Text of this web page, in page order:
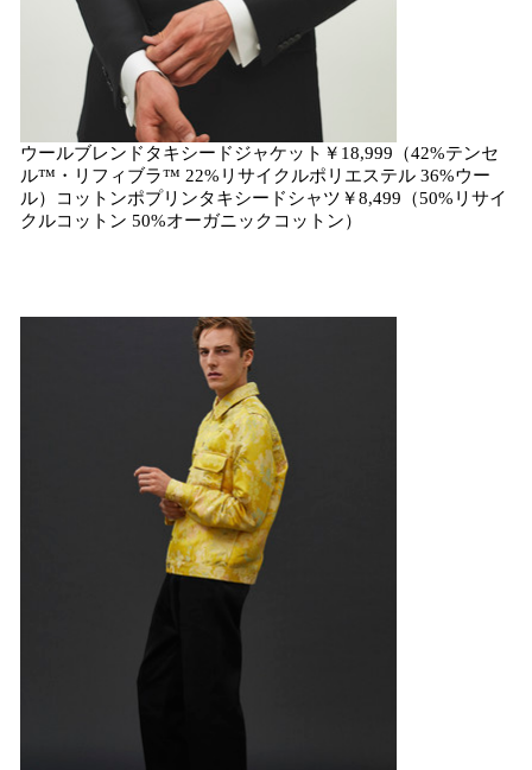
ウールブレンドタキシードジャケット￥18,999（42%テンセ
ル™・リフィブラ™ 22%リサイクルポリエステル 36%ウー
ル）コットンポプリンタキシードシャツ￥8,499（50%リサイ
クルコットン 50%オーガニックコットン）